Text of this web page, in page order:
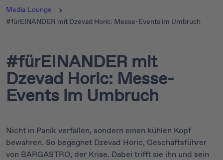
Media.Lounge
#fürEINANDER mit Dzevad Horic: Messe-Events im Umbruch
#fürEINANDER mit
Dzevad Horic: Messe-
Events im Umbruch
Nicht in Panik verfallen, sondern einen kühlen Kopf
bewahren. So begegnet Dzevad Horic, Geschäftsführer
von BARGASTRO, der Krise. Dabei trifft sie ihn und sein